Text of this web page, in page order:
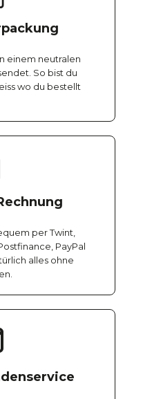
einem neutralen
So bist du
wo du bestellt
per Twint,
PayPal
alles ohne